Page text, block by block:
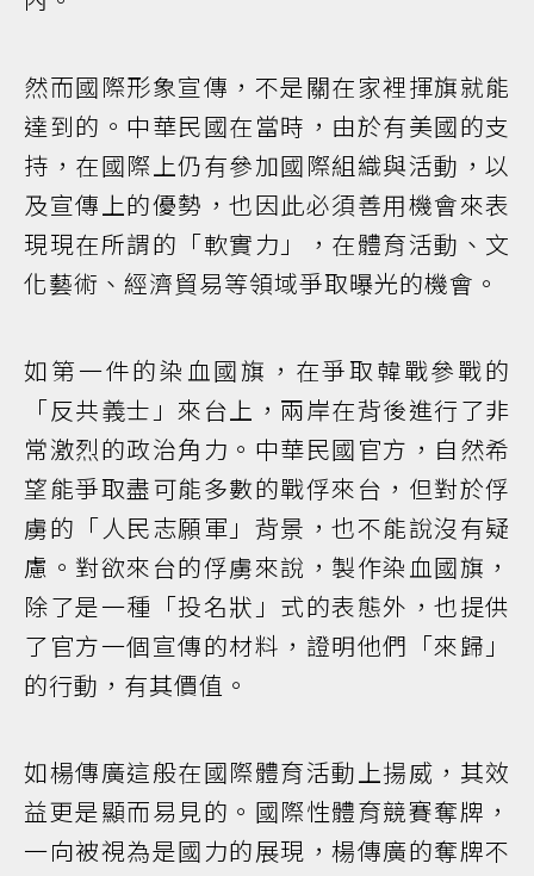
然而國際形象宣傳，不是關在家裡揮旗就能
達到的。中華民國在當時，由於有美國的支
持，在國際上仍有參加國際組織與活動，以
及宣傳上的優勢，也因此必須善用機會來表
現現在所謂的「軟實力」，在體育活動、文
化藝術、經濟貿易等領域爭取曝光的機會。
如第一件的染血國旗，在爭取韓戰參戰的
「反共義士」來台上，兩岸在背後進行了非
常激烈的政治角力。中華民國官方，自然希
望能爭取盡可能多數的戰俘來台，但對於俘
虜的「人民志願軍」背景，也不能說沒有疑
慮。對欲來台的俘虜來說，製作染血國旗，
除了是一種「投名狀」式的表態外，也提供
了官方一個宣傳的材料，證明他們「來歸」
的行動，有其價值。
如楊傳廣這般在國際體育活動上揚威，其效
益更是顯而易見的。國際性體育競賽奪牌，
一向被視為是國力的展現，楊傳廣的奪牌不